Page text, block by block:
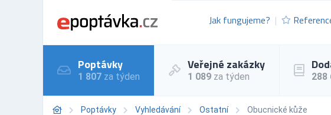
Jak fungujeme?
Poptávky
1 807 za týden
Veřejné zakázky
1 089 za týden 288
Poptávky Vyhledávání Ostatní Obucnické kůže